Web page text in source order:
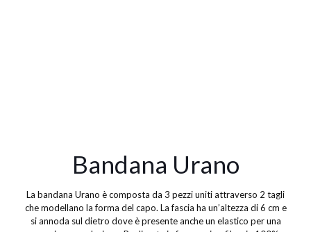
Bandana Urano
La bandana Urano è composta da 3 pezzi uniti attraverso 2 tagli
che modellano la forma del capo. La fascia ha un’altezza di 6 cm e
si annoda sul dietro dove è presente anche un elastico per una